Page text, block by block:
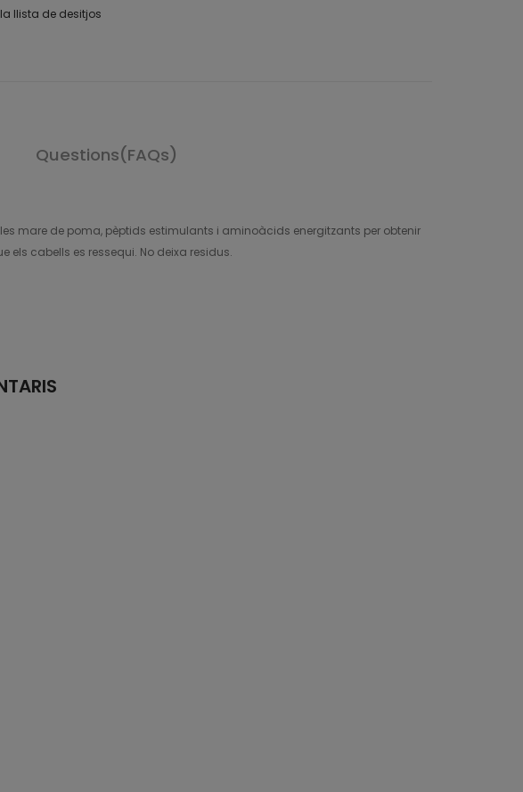
llista de desitjos
Questions(FAQs)
mare de poma, pèptids estimulants i aminoàcids energitzants per obtenir
els cabells es ressequi. No deixa residus.